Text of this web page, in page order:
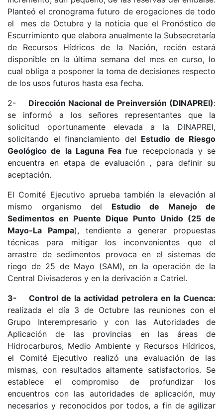
Planteó el cronograma futuro de erogaciones de todo
el mes de Octubre y la noticia que el Pronóstico de
Escurrimiento que elabora anualmente la Subsecretaría
de Recursos Hídricos de la Nación, recién estará
disponible en la última semana del mes en curso, lo
cual obliga a posponer la toma de decisiones respecto
de los usos futuros hasta esa fecha.
2- Dirección Nacional de Preinversión (DINAPREI):
se informó a los señores representantes que la
solicitud oportunamente elevada a la DINAPREI,
solicitando el financiamiento del Estudio de Riesgo
Geológico de la Laguna Feafue recepcionada y se
encuentra en etapa de evaluación , para definir su
aceptación.
El Comité Ejecutivo aprueba también la elevación al
mismo organismo del Estudio de Manejo de
Sedimentos en Puente Dique Punto Unido (25 de
Mayo-La Pampa), tendiente a generar propuestas
técnicas para mitigar los inconvenientes que el
arrastre de sedimentos provoca en el sistemas de
riego de 25 de Mayo (SAM), en la operación de la
Central Divisaderos y en la derivación a Catriel.
3- Control de la actividad petrolera en la Cuenca:
realizada el día 3 de Octubre las reuniones con el
Grupo Interempresario y con las Autoridades de
Aplicación de las provincias en las áreas de
Hidrocarburos, Medio Ambiente y Recursos Hídricos,
el Comité Ejecutivo realizó una evaluación de las
mismas, con resultados altamente satisfactorios. Se
establece el compromiso de profundizar los
encuentros con las autoridades de aplicación, muy
necesarios y reconocidos por todos, a fin de agilizar